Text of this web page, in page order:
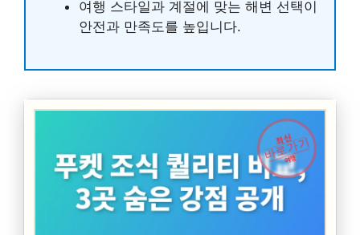
여행 스타일과 계절에 맞는 해변 선택이
안전과 만족도를 높입니다.
최신
바로가기
여행